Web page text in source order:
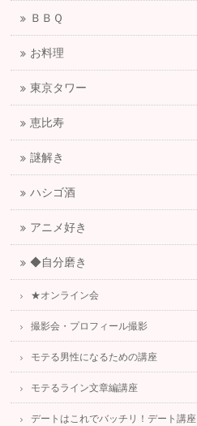
ＢＢＱ
お料理
東京タワー
恵比寿
謎解き
ハシゴ酒
アニメ好き
◆自分磨き
★オンライン会
撮影会・プロフィール撮影
モテる男性になるための講座
モテるライン文章編講座
デートはこれでバッチリ！デート講座